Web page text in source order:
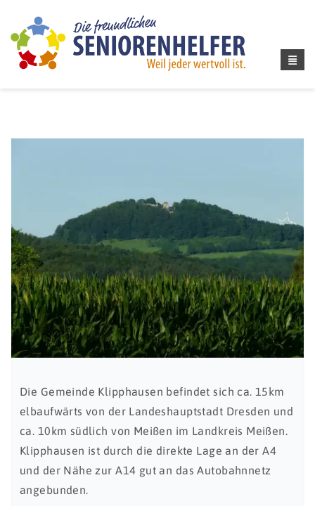
Die Gemeinde Klipphausen befindet sich ca. 15km
elbaufwärts von der Landeshauptstadt Dresden und
ca. 10km südlich von Meißen im Landkreis Meißen.
Klipphausen ist durch die direkte Lage an der A4
und der Nähe zur A14 gut an das Autobahnnetz
angebunden.